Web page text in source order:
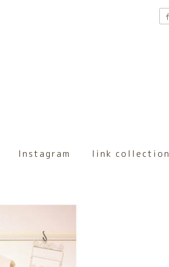
Instagram link collection